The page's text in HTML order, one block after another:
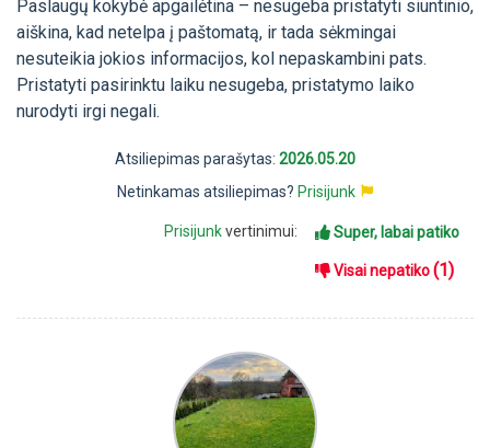
Paslaugų kokybė apgailėtina – nesugeba pristatyti siuntinio,
aiškina, kad netelpa į paštomatą, ir tada sėkmingai
nesuteikia jokios informacijos, kol nepaskambini pats.
Pristatyti pasirinktu laiku nesugeba, pristatymo laiko
nurodyti irgi negali.
Atsiliepimas parašytas: 2026.05.20
Netinkamas atsiliepimas? Prisijunk
Prisijunkvertinimui: Super, labai patiko
Visai nepatiko(1)